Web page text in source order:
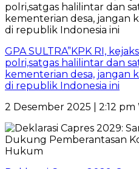
GPA SULTRA”KPK RI,
polri,satgas halilintar dan
kementerian desa, jangan
di republik Indonesia ini
2 Desember 2025 | 2:12 pm